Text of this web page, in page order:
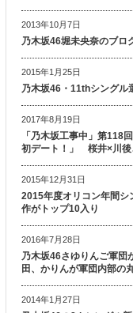
2013年10月7日
乃木坂46堀未央奈のブロ
2015年1月25日
乃木坂46・11thシングル
2017年8月19日
「乃木坂工事中」第118
初デート！」 桜井×川後
2015年12月31日
2015年度オリコン年間シ
作がトップ10入り
2016年7月28日
乃木坂46さゆりんご軍団
田、かりんが軍団内部の
2014年1月27日